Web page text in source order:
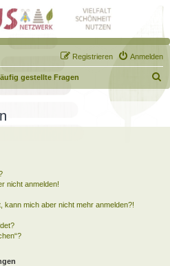
Anmelden
Registrieren
gestellte Fragen
u
h
nicht anmelden!
kann mich aber nicht mehr anmelden?!